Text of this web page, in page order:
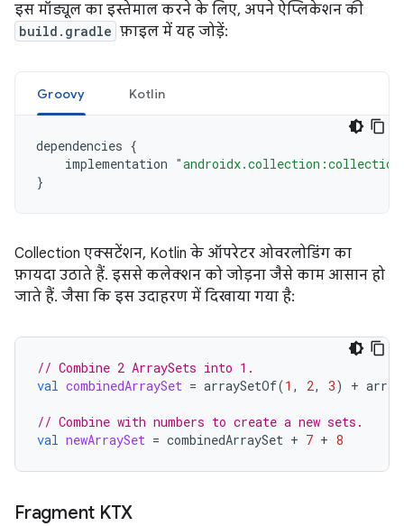
इस मॉड्यूल का इस्तेमाल करने के लिए, अपने ऐप्लिकेशन की
build.gradle फ़ाइल में यह जोड़ें:
Groovy Kotlin
dependencies {
implementation
}
Collection एक्सटेंशन, Kotlin के ऑपरेटर ओवरलोडिंग का
फ़ायदा उठाते हैं. इससे कलेक्शन को जोड़ना जैसे काम आसान हो
जाते हैं. जैसा कि इस उदाहरण में दिखाया गया है:
// Combine 2 ArraySets into 1.
val combinedArraySet = arraySetOf(1 , 2, 3) +
// Combine with numbers to create a new sets.
val newArraySet = combinedArraySet + 7 + 8
Fragment KTX